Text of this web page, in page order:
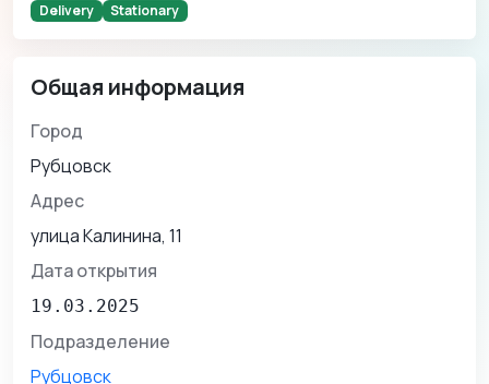
Delivery Stationary
Общая информация
Город
Рубцовск
Адрес
улица Калинина, 11
Дата открытия
19.03.2025
Подразделение
Рубцовск